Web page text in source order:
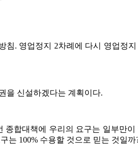
. 영업정지 2차례에 다시 영업정
을 신설하겠다는 계획이다.
합대책에 우리의 요구는 일부만이
는 100% 수용할 것으로 믿는 것일까